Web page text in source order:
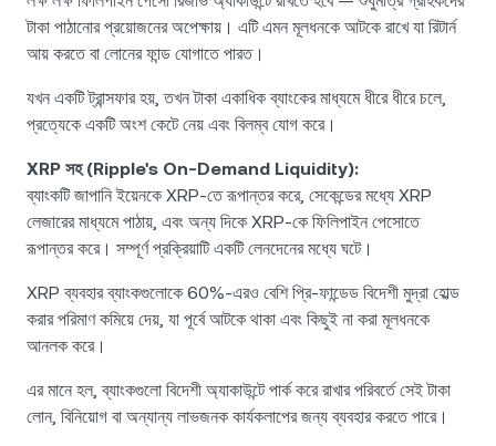
টাকা পাঠানোর প্রয়োজনের অপেক্ষায়। এটি এমন মূলধনকে আটকে রাখে যা রিটার্ন
আয় করতে বা লোনের ফান্ড যোগাতে পারত।
যখন একটি ট্রান্সফার হয়, তখন টাকা একাধিক ব্যাংকের মাধ্যমে ধীরে ধীরে চলে,
প্রত্যেকে একটি অংশ কেটে নেয় এবং বিলম্ব যোগ করে।
XRP সহ (Ripple's On-Demand Liquidity):
ব্যাংকটি জাপানি ইয়েনকে XRP-তে রূপান্তর করে, সেকেন্ডের মধ্যে XRP
লেজারের মাধ্যমে পাঠায়, এবং অন্য দিকে XRP-কে ফিলিপাইন পেসোতে
রূপান্তর করে। সম্পূর্ণ প্রক্রিয়াটি একটি লেনদেনের মধ্যে ঘটে।
XRP ব্যবহার ব্যাংকগুলোকে 60%-এরও বেশি প্রি-ফান্ডেড বিদেশী মুদ্রা হোল্ড
করার পরিমাণ কমিয়ে দেয়, যা পূর্বে আটকে থাকা এবং কিছুই না করা মূলধনকে
আনলক করে।
এর মানে হল, ব্যাংকগুলো বিদেশী অ্যাকাউন্টে পার্ক করে রাখার পরিবর্তে সেই টাকা
লোন, বিনিয়োগ বা অন্যান্য লাভজনক কার্যকলাপের জন্য ব্যবহার করতে পারে।